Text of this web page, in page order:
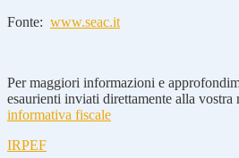
Fonte: www.seac.it
Per maggiori informazioni e
esaurienti inviati direttamente alla vostra
informativa fiscale
IRPEF